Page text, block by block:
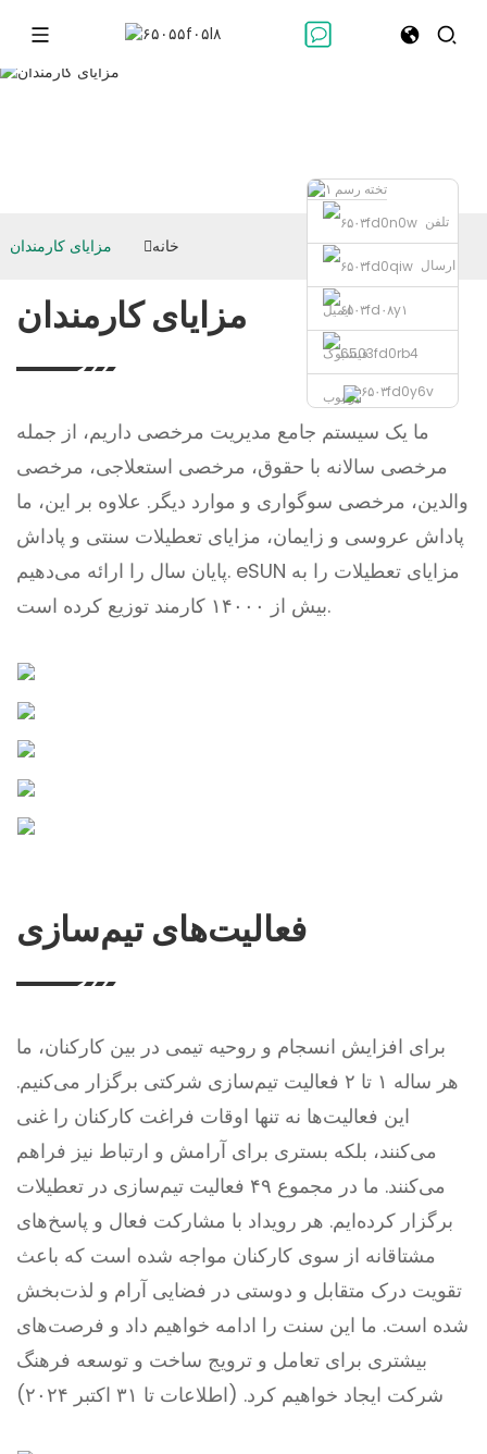
تلفن
ارسال
ایمیل
فیسبوک
یوتیوب
خانه مزایای کارمندان
مزایای کارمندان
ما یک سیستم جامع مدیریت مرخصی داریم، از جمله
مرخصی سالانه با حقوق، مرخصی استعلاجی، مرخصی
والدین، مرخصی سوگواری و موارد دیگر. علاوه بر این، ما
پاداش عروسی و زایمان، مزایای تعطیلات سنتی و پاداش
پایان سال را ارائه می‌دهیم. eSUN مزایای تعطیلات را به
بیش از ۱۴۰۰۰ کارمند توزیع کرده است.
فعالیت‌های تیم‌سازی
برای افزایش انسجام و روحیه تیمی در بین کارکنان، ما
هر ساله ۱ تا ۲ فعالیت تیم‌سازی شرکتی برگزار می‌کنیم.
این فعالیت‌ها نه تنها اوقات فراغت کارکنان را غنی
می‌کنند، بلکه بستری برای آرامش و ارتباط نیز فراهم
می‌کنند. ما در مجموع ۴۹ فعالیت تیم‌سازی در تعطیلات
برگزار کرده‌ایم. هر رویداد با مشارکت فعال و پاسخ‌های
مشتاقانه از سوی کارکنان مواجه شده است که باعث
تقویت درک متقابل و دوستی در فضایی آرام و لذت‌بخش
شده است. ما این سنت را ادامه خواهیم داد و فرصت‌های
بیشتری برای تعامل و ترویج ساخت و توسعه فرهنگ
شرکت ایجاد خواهیم کرد. (اطلاعات تا ۳۱ اکتبر ۲۰۲۴)